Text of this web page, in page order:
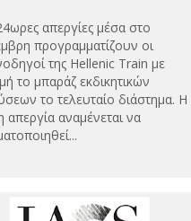
απεργίες μέσα στο
προγραμματίζουν οι
της Hellenic Train με
το μπαράζ εκδικητικών
το τελευταίο διάστημα. Η
απεργία αναμένεται να